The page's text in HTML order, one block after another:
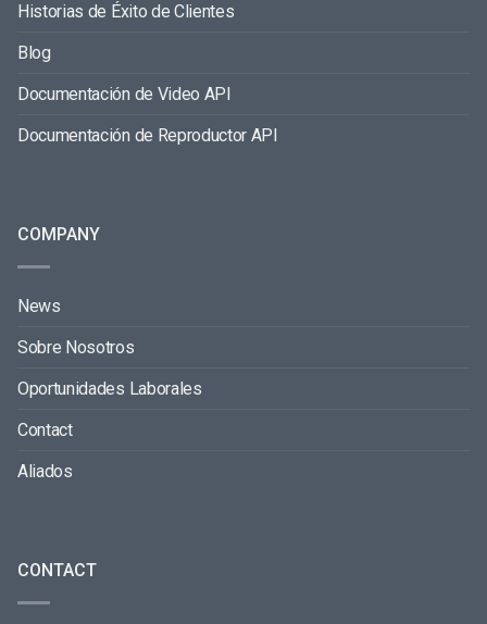
Historias de Éxito de Clientes
Blog
Documentación de Video API
Documentación de Reproductor API
COMPANY
News
Sobre Nosotros
Oportunidades Laborales
Contact
Aliados
CONTACT